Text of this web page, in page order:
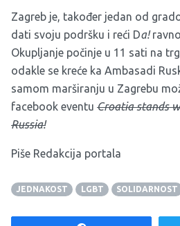
Zagreb je, također jedan od
dati svoju podršku i reći Da!
Okupljanje počinje u 11 sati na
odakle se kreće ka Ambasadi
samom marširanju u Zagrebu
facebook eventu Croatia stands
Russia!
Piše Redakcija portala
JEDNAKOST LGBT SOLIDARNOST